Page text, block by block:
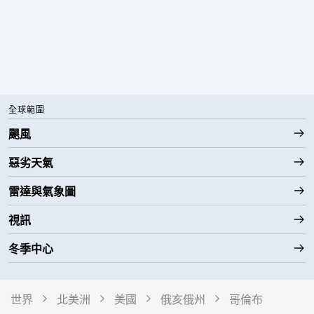
全球範圍
颶風
惡劣天氣
雷達與氣象圖
視訊
冬季中心
世界 北美洲 美國 俄亥俄州 哥倫布